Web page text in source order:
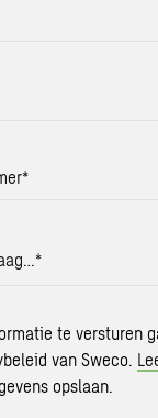
*
*
te versturen
van Sweco.
opslaan.